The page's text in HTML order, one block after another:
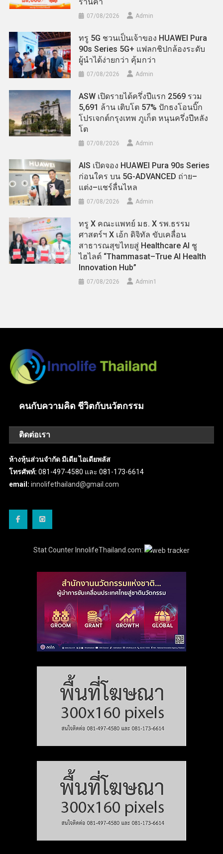
07/08/2026 Admin
ทรู 5G ชวนเป็นเจ้าของ HUAWEI Pura
90s Series 5G+ แฟลกชิปกล้องระดับ
ผู้นำได้ง่ายกว่า คุ้มกว่า
07/08/2026 Admin
ASW เปิดรายได้ครึ่งปีแรก 2569 รวม
5,691 ล้าน เติบโต 57% ปักธงโอนบิ๊ก
โปรเจกต์กรุงเทพ ภูเก็ต หนุนครึ่งปีหลัง
โต
07/08/2026 Admin
AIS เปิดจอง HUAWEI Pura 90s Series
ก่อนใคร บน 5G-ADVANCED ถ่าย–
แต่ง–แชร์ลื่นไหล
07/08/2026 Admin
ทรู X คณะแพทย์ มธ. X รพ.ธรรม
ศาสตร์ฯ X เอ้ก ดิจิทัล ขับเคลื่อน
สาธารณสุขไทยสู่ Healthcare AI ชู
ไฮไลต์ “Thammasat–True AI Health
Innovation Hub”
07/08/2026 Admin​1
คนกับความคิด ชีวิตกับนวัตกรรม
ติดต่อเรา
ห้างหุ้นส่วนจำกัด มีเดีย ไอเดียพลัส
โทรศัพท์: 081-497-4580 และ 081-173-6614
email: innolifethailand@gmail.com
Stat Counter InnolifeThailand.com: